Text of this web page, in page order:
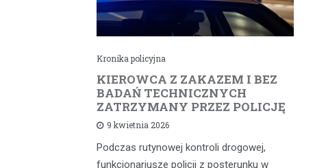
Kronika policyjna
KIEROWCA Z ZAKAZEM I BEZ
BADAŃ TECHNICZNYCH
ZATRZYMANY PRZEZ POLICJĘ
9 kwietnia 2026
Podczas rutynowej kontroli drogowej,
funkcjonariusze policji z posterunku w